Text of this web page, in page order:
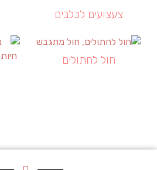
צעצועים לכלבים
חול לחתולים